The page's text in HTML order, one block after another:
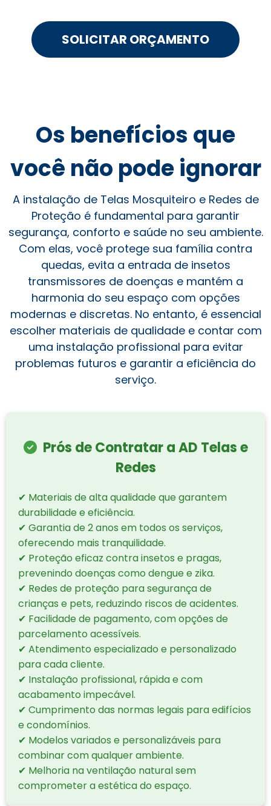
SOLICITAR ORÇAMENTO
Os benefícios que
você não pode ignorar
A instalação de Telas Mosquiteiro e Redes de
Proteção é fundamental para garantir
segurança, conforto e saúde no seu ambiente.
Com elas, você protege sua família contra
quedas, evita a entrada de insetos
transmissores de doenças e mantém a
harmonia do seu espaço com opções
modernas e discretas. No entanto, é essencial
escolher materiais de qualidade e contar com
uma instalação profissional para evitar
problemas futuros e garantir a eficiência do
serviço.
Prós de Contratar a AD Telas e
Redes
✔ Materiais de alta qualidade que garantem
durabilidade e eficiência.
✔ Garantia de 2 anos em todos os serviços,
oferecendo mais tranquilidade.
✔ Proteção eficaz contra insetos e pragas,
prevenindo doenças como dengue e zika.
✔ Redes de proteção para segurança de
crianças e pets, reduzindo riscos de acidentes.
✔ Facilidade de pagamento, com opções de
parcelamento acessíveis.
✔ Atendimento especializado e personalizado
para cada cliente.
✔ Instalação profissional, rápida e com
acabamento impecável.
✔ Cumprimento das normas legais para edifícios
e condomínios.
✔ Modelos variados e personalizáveis para
combinar com qualquer ambiente.
✔ Melhoria na ventilação natural sem
comprometer a estética do espaço.